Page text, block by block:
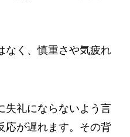
なく、慎重さや気疲れ
失礼にならないよう言
応が遅れます。その背